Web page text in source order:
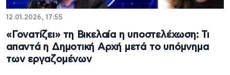
12.01.2026, 17:55
«Γονατίζει» τη Βικελαία η υποστελέχωση: Τι
απαντά η Δημοτική Αρχή μετά το υπόμνημα
των εργαζομένων